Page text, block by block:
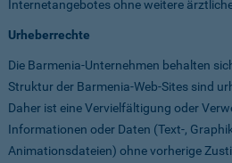
Internetangebotes ohne weitere
Urheberrechte
Die Barmenia-Unternehmen behalten
Struktur der Barmenia-Web-Sites sind
Daher ist eine Vervielfältigung oder
Informationen oder Daten (Text-,
Animationsdateien) ohne vorherige